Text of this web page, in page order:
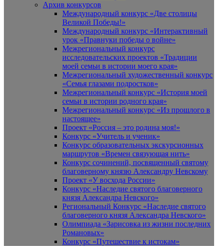
Архив конкурсов
Международный конкурс «Две столицы
Великой Победы!»
Международный конкурс «Интерактивный
урок «Правнуки победы о войне»
Межрегиональный конкурс
исследовательских проектов «Традиции
моей семьи в истории моего края»
Межрегиональный художественный конкурс
«Семья глазами подростков»
Межрегиональный конкурс «История моей
семьи в истории родного края»
Межрегиональный конкурс «Из прошлого в
настоящее»
Проект «Россия – это родина моя!»
Конкурс «Учитель и ученик»
Конкурс образовательных экскурсионных
маршрутов «Времен связующая нить»
Конкурс сочинений, посвященный святому
благоверному князю Александру Невскому
Проект «У восхода России»
Конкурс «Наследие святого благоверного
князя Александра Невского»
Региональный Конкурс «Наследие святого
благоверного князя Александра Невского»
Олимпиада «Зарисовка из жизни последних
Романовых»
Конкурс «Путешествие к истокам»